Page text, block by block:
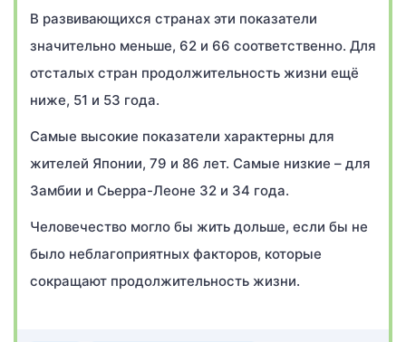
В развивающихся странах эти показатели
значительно меньше, 62 и 66 соответственно. Для
отсталых стран продолжительность жизни ещё
ниже, 51 и 53 года.
Самые высокие показатели характерны для
жителей Японии, 79 и 86 лет. Самые низкие – для
Замбии и Сьерра-Леоне 32 и 34 года.
Человечество могло бы жить дольше, если бы не
было неблагоприятных факторов, которые
сокращают продолжительность жизни.